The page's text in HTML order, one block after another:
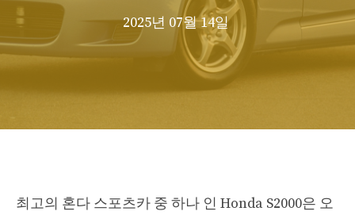
2025년 07월 14일
최고의 혼다 스포츠카 중 하나 인 Honda S2000은 오